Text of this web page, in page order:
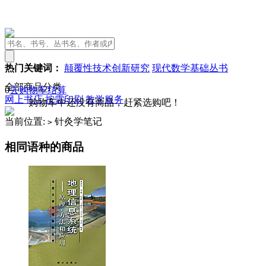
热门关键词： 颠覆性技术创新研究 现代数学基础丛书
0去购物车结算
购物车中还没有商品，赶紧选购吧！
全部商品分类
网上书店按需印刷 教学服务
当前位置: > 针灸学笔记
相同语种的商品